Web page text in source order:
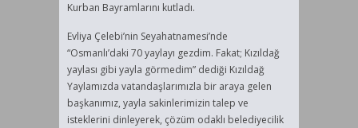
Kurban Bayramlarını kutladı.
Evliya Çelebi’nin Seyahatnamesi’nde
“Osmanlı’daki 70 yaylayı gezdim. Fakat; Kızıldağ
yaylası gibi yayla görmedim” dediği Kızıldağ
Yaylamızda vatandaşlarımızla bir araya gelen
başkanımız, yayla sakinlerimizin talep ve
isteklerini dinleyerek, çözüm odaklı belediyecilik